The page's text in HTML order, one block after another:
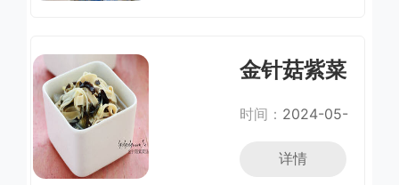
金针菇紫菜
时间： 2024-05-
详情